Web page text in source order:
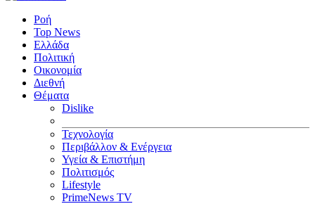
Ροή
Top News
Ελλάδα
Πολιτική
Οικονομία
Διεθνή
Θέματα
Dislike
Τεχνολογία
Περιβάλλον & Ενέργεια
Υγεία & Επιστήμη
Πολιτισμός
Lifestyle
PrimeNews TV